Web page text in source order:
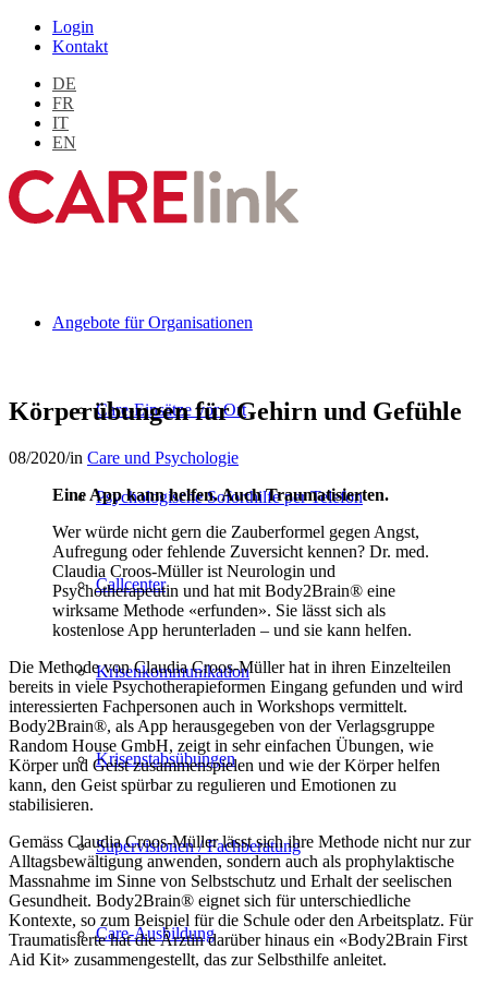
Login
Kontakt
DE
FR
IT
EN
Angebote für Organisationen
Care-Einsätze vor Ort
Psychologische Soforthilfe per Telefon
Callcenter
Krisenkommunikation
Krisenstabsübungen
Supervisionen / Fachberatung
Care-Ausbildung
Körperübungen für Gehirn und Gefühle
08/2020/in Care und Psychologie
Eine App kann helfen. Auch Traumatisierten.
Wer würde nicht gern die Zauberformel gegen Angst,
Aufregung oder fehlende Zuversicht kennen? Dr. med.
Claudia Croos-Müller ist Neurologin und
Psychotherapeutin und hat mit Body2Brain® eine
wirksame Methode «erfunden». Sie lässt sich als
kostenlose App herunterladen – und sie kann helfen.
Die Methode von Claudia Croos-Müller hat in ihren Einzelteilen
bereits in viele Psychotherapieformen Eingang gefunden und wird
interessierten Fachpersonen auch in Workshops vermittelt.
Body2Brain®, als App herausgegeben von der Verlagsgruppe
Random House GmbH, zeigt in sehr einfachen Übungen, wie
Körper und Geist zusammenspielen und wie der Körper helfen
kann, den Geist spürbar zu regulieren und Emotionen zu
stabilisieren.
Gemäss Claudia Croos-Müller lässt sich ihre Methode nicht nur zur
Alltagsbewältigung anwenden, sondern auch als prophylaktische
Massnahme im Sinne von Selbstschutz und Erhalt der seelischen
Gesundheit. Body2Brain® eignet sich für unterschiedliche
Kontexte, so zum Beispiel für die Schule oder den Arbeitsplatz. Für
Traumatisierte hat die Ärztin darüber hinaus ein «Body2Brain First
Aid Kit» zusammengestellt, das zur Selbsthilfe anleitet.